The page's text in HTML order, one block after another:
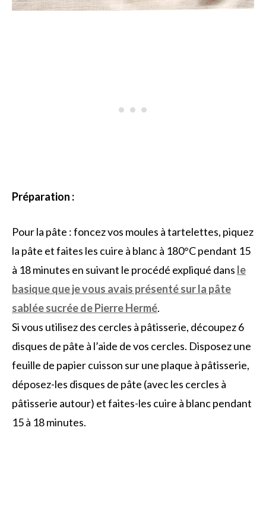
Préparation :
Pour la pâte : foncez vos moules à tartelettes, piquez
la pâte et faites les cuire à blanc à 180°C pendant 15
à 18 minutes en suivant le procédé expliqué dans le
basique que je vous avais présenté sur la pâte
sablée sucrée de Pierre Hermé.
Si vous utilisez des cercles à pâtisserie, découpez 6
disques de pâte à l’aide de vos cercles. Disposez une
feuille de papier cuisson sur une plaque à pâtisserie,
déposez-les disques de pâte (avec les cercles à
pâtisserie autour) et faites-les cuire à blanc pendant
15 à 18 minutes.